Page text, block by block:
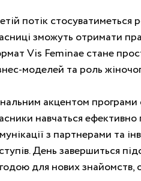
потік стосуватиметься
зможуть отримати
Vis Feminae стане
моделей та роль
акцентом програми
навчаться
з партнерами та
День завершиться
для нових знайомств,